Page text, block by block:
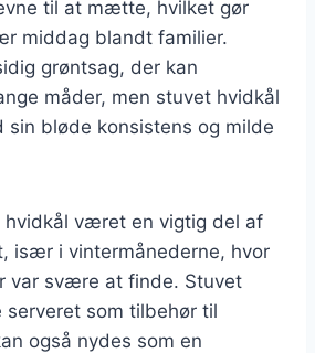
til at mætte, hvilket gør
middag blandt familier.
grøntsag, der kan
måder, men stuvet hvidkål
sin bløde konsistens og milde
hvidkål været en vigtig del af
især i vintermånederne, hvor
var svære at finde. Stuvet
serveret som tilbehør til
også nydes som en